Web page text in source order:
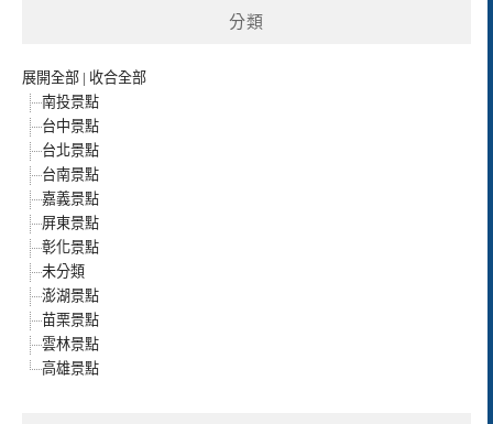
分類
展開全部 | 收合全部
南投景點
台中景點
台北景點
台南景點
嘉義景點
屏東景點
彰化景點
未分類
澎湖景點
苗栗景點
雲林景點
高雄景點